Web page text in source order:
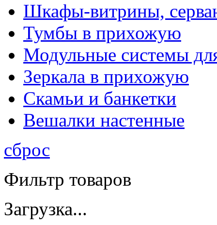
Шкафы-витрины,
Тумбы в прихожую
Модульные системы
Зеркала в прихожую
Скамьи и банкетки
Вешалки настенные
сброс
Фильтр товаров
Загрузка...